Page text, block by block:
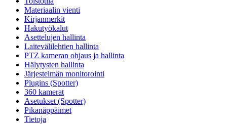
Materiaalin vienti
Kirjanmerkit
Hakutyökalut
Asettelujen hallinta
Laitevälilehtien hallinta
PTZ kameran ohjaus ja hallinta
Hälytysten hallinta
Järjestelmän monitorointi
Plugins (Spotter)
360 kamerat
Asetukset (Spotter)
Pikanäppäimet
Tietoja